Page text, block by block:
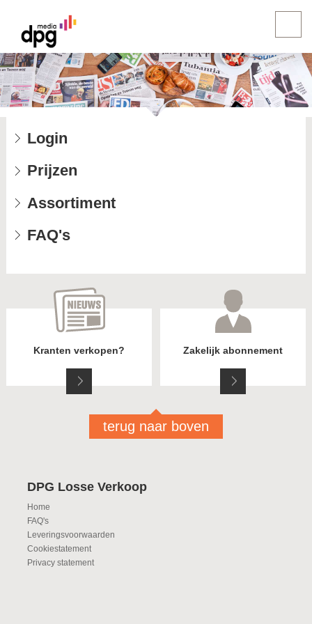
Login
Prijzen
Assortiment
FAQ's
Kranten verkopen? Zakelijk abonnement
terug naar boven
DPG Losse Verkoop
Home
FAQ's
Leveringsvoorwaarden
Cookiestatement
Privacy statement